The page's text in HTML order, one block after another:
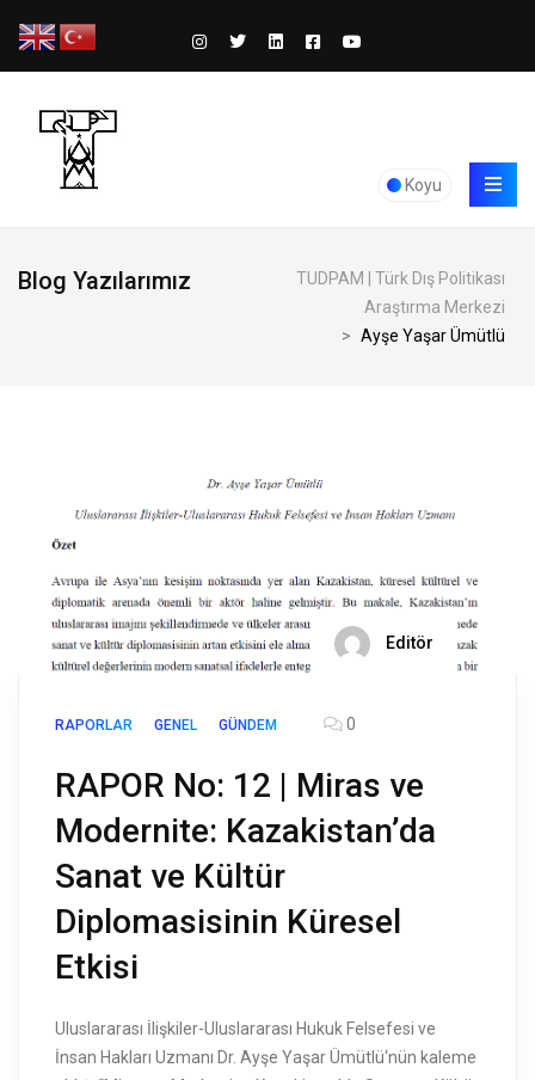
Koyu
Blog Yazılarımız
TUDPAM | Türk Dış Politikası
Araştırma Merkezi
> Ayşe Yaşar Ümütlü
Editör
RAPORLAR GENEL GÜNDEM 0
RAPOR No: 12 | Miras ve
Modernite: Kazakistan’da
Sanat ve Kültür
Diplomasisinin Küresel
Etkisi
Uluslararası İlişkiler-Uluslararası Hukuk Felsefesi ve
İnsan Hakları Uzmanı Dr. Ayşe Yaşar Ümütlü‘nün kaleme